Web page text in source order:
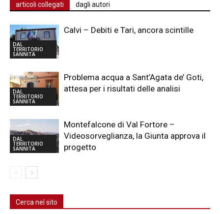
articoli collegati dagli autori
DAL
TERRITORIO
SANNITA
Calvi – Debiti e Tari, ancora scintille
DAL
TERRITORIO
SANNITA
Problema acqua a Sant’Agata de’ Goti,
attesa per i risultati delle analisi
DAL
TERRITORIO
SANNITA
Montefalcone di Val Fortore –
Videosorveglianza, la Giunta approva il
progetto
Cerca nel sito